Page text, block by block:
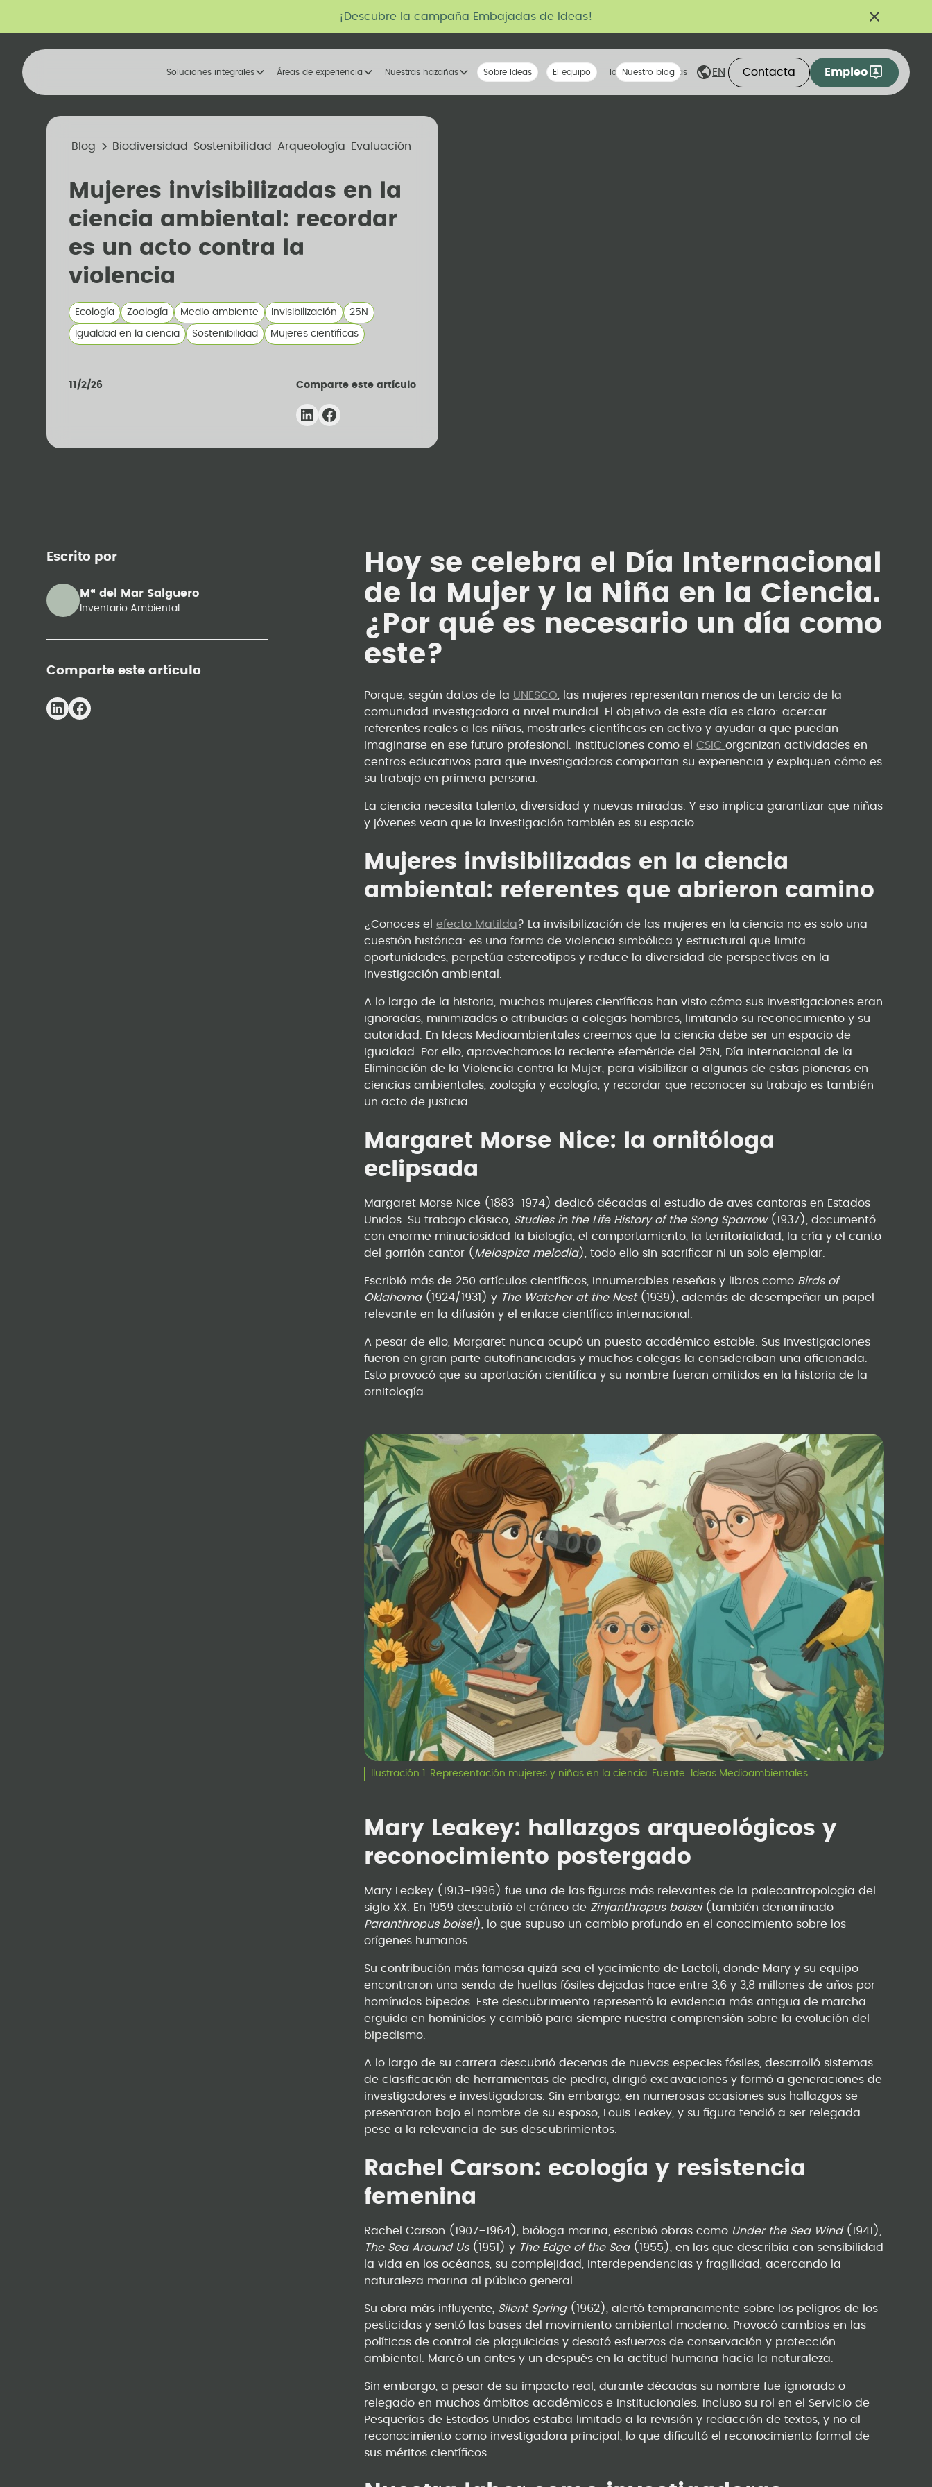
¡Descubre la campaña Embajadas de Ideas!
Soluciones integrales Áreas de experiencia Nuestras hazañas Nuestra voz
Sobre Ideas La tribu
El equipo Ideas compartidas
Nuestro blog EN Contacta Empleo
Blog Biodiversidad Sostenibilidad Arqueología Evaluación
Mujeres invisibilizadas en la
ciencia ambiental: recordar
es un acto contra la
violencia
Ecología Zoología Medio ambiente Invisibilización 25N
Igualdad en la ciencia Sostenibilidad Mujeres científicas
11/2/26 Comparte este artículo
Escrito por
Mª del Mar Salguero
Inventario Ambiental
Comparte este artículo
Hoy se celebra el Día Internacional
de la Mujer y la Niña en la Ciencia.
¿Por qué es necesario un día como
este?
Porque, según datos de la UNESCO , las mujeres representan menos de un tercio de la
comunidad investigadora a nivel mundial. El objetivo de este día es claro: acercar
referentes reales a las niñas, mostrarles científicas en activo y ayudar a que puedan
imaginarse en ese futuro profesional. Instituciones como elCSICorganizan actividades en
centros educativos para que investigadoras compartan su experiencia y expliquen cómo es
su trabajo en primera persona.
La ciencia necesita talento, diversidad y nuevas miradas. Y eso implica garantizar que niñas
y jóvenes vean que la investigación también es su espacio.
Mujeres invisibilizadas en la ciencia
ambiental: referentes que abrieron camino
¿Conoces elefecto Matilda? La invisibilización de las mujeres en la ciencia no es solo una
cuestión histórica: es una forma de violencia simbólica y estructural que limita
oportunidades, perpetúa estereotipos y reduce la diversidad de perspectivas en la
investigación ambiental.
A lo largo de la historia, muchas mujeres científicas han visto cómo sus investigaciones eran
ignoradas, minimizadas o atribuidas a colegas hombres, limitando su reconocimiento y su
autoridad. En Ideas Medioambientales creemos que la ciencia debe ser un espacio de
igualdad. Por ello, aprovechamos la reciente efeméride del 25N, Día Internacional de la
Eliminación de la Violencia contra la Mujer, para visibilizar a algunas de estas pioneras en
ciencias ambientales, zoología y ecología, y recordar que reconocer su trabajo es también
un acto de justicia.
Margaret Morse Nice: la ornitóloga
eclipsada
Margaret Morse Nice (1883–1974) dedicó décadas al estudio de aves cantoras en Estados
Unidos. Su trabajo clásico, Studies in the Life History of the Song Sparrow(1937), documentó
con enorme minuciosidad la biología, el comportamiento, la territorialidad, la cría y el canto
del gorrión cantor ( Melospiza melodia), todo ello sin sacrificar ni un solo ejemplar.
Escribió más de 250 artículos científicos, innumerables reseñas y libros como Birds of
Oklahoma(1924/1931) y The Watcher at the Nest(1939), además de desempeñar un papel
relevante en la difusión y el enlace científico internacional.
A pesar de ello, Margaret nunca ocupó un puesto académico estable. Sus investigaciones
fueron en gran parte autofinanciadas y muchos colegas la consideraban una aficionada.
Esto provocó que su aportación científica y su nombre fueran omitidos en la historia de la
ornitología.
Ilustración 1. Representación mujeres y niñas en la ciencia. Fuente: Ideas Medioambientales.
Mary Leakey: hallazgos arqueológicos y
reconocimiento postergado
Mary Leakey (1913–1996) fue una de las figuras más relevantes de la paleoantropología del
siglo XX. En 1959 descubrió el cráneo de Zinjanthropus boisei(también denominado
Paranthropus boisei), lo que supuso un cambio profundo en el conocimiento sobre los
orígenes humanos.
Su contribución más famosa quizá sea el yacimiento de Laetoli, donde Mary y su equipo
encontraron una senda de huellas fósiles dejadas hace entre 3,6 y 3,8 millones de años por
homínidos bípedos. Este descubrimiento representó la evidencia más antigua de marcha
erguida en homínidos y cambió para siempre nuestra comprensión sobre la evolución del
bipedismo.
A lo largo de su carrera descubrió decenas de nuevas especies fósiles, desarrolló sistemas
de clasificación de herramientas de piedra, dirigió excavaciones y formó a generaciones de
investigadores e investigadoras. Sin embargo, en numerosas ocasiones sus hallazgos se
presentaron bajo el nombre de su esposo, Louis Leakey, y su figura tendió a ser relegada
pese a la relevancia de sus descubrimientos.
Rachel Carson: ecología y resistencia
femenina
Rachel Carson (1907–1964), bióloga marina, escribió obras como Under the Sea Wind(1941),
The Sea Around Us(1951) y The Edge of the Sea(1955), en las que describía con sensibilidad
la vida en los océanos, su complejidad, interdependencias y fragilidad, acercando la
naturaleza marina al público general.
Su obra más influyente, Silent Spring(1962), alertó tempranamente sobre los peligros de los
pesticidas y sentó las bases del movimiento ambiental moderno. Provocó cambios en las
políticas de control de plaguicidas y desató esfuerzos de conservación y protección
ambiental. Marcó un antes y un después en la actitud humana hacia la naturaleza.
Sin embargo, a pesar de su impacto real, durante décadas su nombre fue ignorado o
relegado en muchos ámbitos académicos e institucionales. Incluso su rol en el Servicio de
Pesquerías de Estados Unidos estaba limitado a la revisión y redacción de textos, y no al
reconocimiento como investigadora principal, lo que dificultó el reconocimiento formal de
sus méritos científicos.